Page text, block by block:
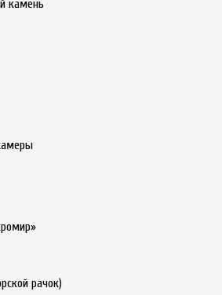
камень
рачок)